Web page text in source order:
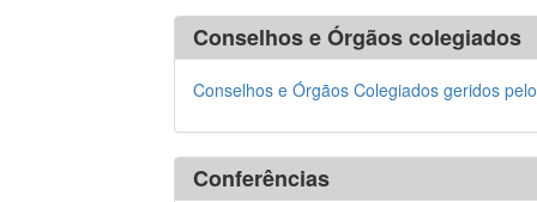
Conselhos e Órgãos colegiados
Conselhos e Órgãos Colegiados geridos
Conferências